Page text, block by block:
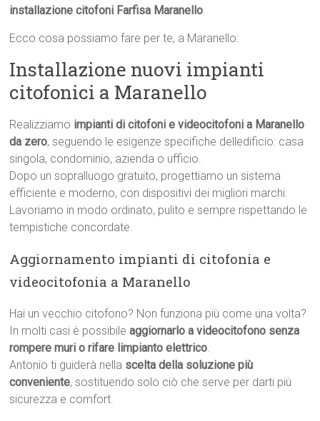
installazione citofoni Farfisa Maranello.
Ecco cosa possiamo fare per te, a Maranello:
Installazione nuovi impianti
citofonici a Maranello
Realizziamo impianti di citofoni e videocitofoni a Maranello
da zero, seguendo le esigenze specifiche delledificio: casa
singola, condominio, azienda o ufficio.
Dopo un sopralluogo gratuito, progettiamo un sistema
efficiente e moderno, con dispositivi dei migliori marchi.
Lavoriamo in modo ordinato, pulito e sempre rispettando le
tempistiche concordate.
Aggiornamento impianti di citofonia e
videocitofonia a Maranello
Hai un vecchio citofono? Non funziona più come una volta?
In molti casi è possibileaggiornarlo a videocitofono senza
rompere muri o rifare limpianto elettrico.
Antonio ti guiderà nella scelta della soluzione più
conveniente, sostituendo solo ciò che serve per darti più
sicurezza e comfort.